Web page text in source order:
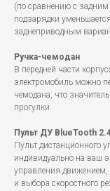
(по сравнению с
подзарядки
заднеприводным
Ручка-чемодан
В передней части
электромобиль можно
чемодана, что
прогулки.
Пульт ДУ BlueTooth
Пульт дистанционного
индивидуально на ваш
управления движением,
и выбора скоростного